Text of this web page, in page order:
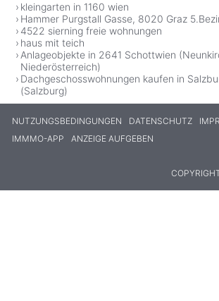
kleingarten in 1160 wien
Hammer Purgstall Gasse, 8020 Graz
4522 sierning freie wohnungen
haus mit teich
Anlageobjekte in 2641 Schottwien
Niederösterreich)
Dachgeschosswohnungen kaufen in
(Salzburg)
NUTZUNGSBEDINGUNGEN DATENSCHUTZ
IMMMO-APP
ANZEIGE AUFGEBEN